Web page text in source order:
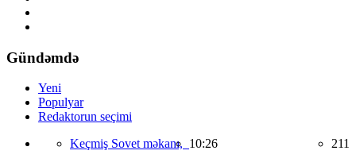
Gündəmdə
Yeni
Populyar
Redaktorun seçimi
Keçmiş Sovet məkanı, 10:26 211